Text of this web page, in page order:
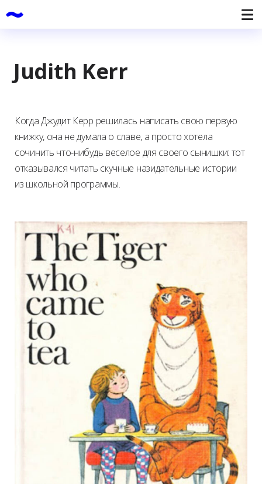
Judith Kerr
Когда Джудит Керр решилась написать свою первую
книжку, она не думала о славе, а просто хотела
сочинить что-нибудь веселое для своего сынишки: тот
отказывался читать скучные назидательные истории
из школьной программы.